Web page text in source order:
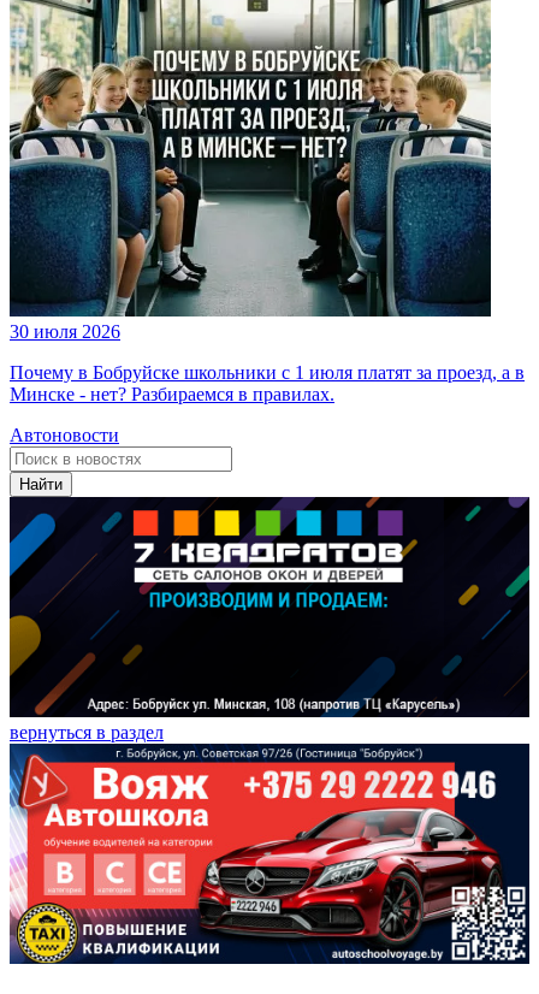
30 июля 2026
Почему в Бобруйске школьники с 1 июля платят за проезд, а в
Минске - нет? Разбираемся в правилах.
Автоновости
Найти
вернуться в раздел